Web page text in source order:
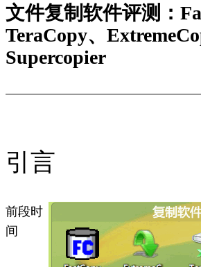
文件复制软件评测：
TeraCopy、
Supercopier
引言
前段时
间